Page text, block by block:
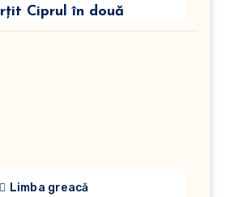
Ciprul în două
Limba greacă